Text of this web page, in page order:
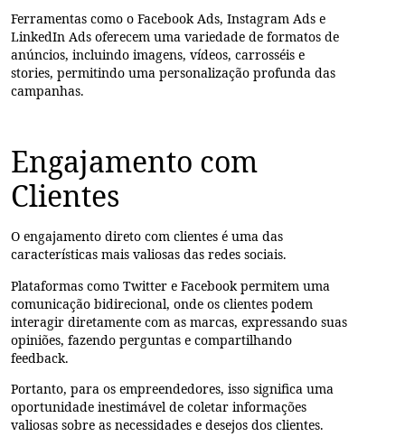
Ferramentas como o Facebook Ads, Instagram Ads e
LinkedIn Ads oferecem uma variedade de formatos de
anúncios, incluindo imagens, vídeos, carrosséis e
stories, permitindo uma personalização profunda das
campanhas.
Engajamento com
Clientes
O engajamento direto com clientes é uma das
características mais valiosas das redes sociais.
Plataformas como Twitter e Facebook permitem uma
comunicação bidirecional, onde os clientes podem
interagir diretamente com as marcas, expressando suas
opiniões, fazendo perguntas e compartilhando
feedback.
Portanto, para os empreendedores, isso significa uma
oportunidade inestimável de coletar informações
valiosas sobre as necessidades e desejos dos clientes.